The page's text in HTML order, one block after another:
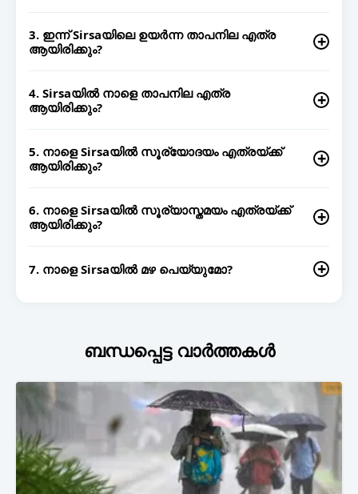
3. ഇന്ന് Sirsaയിലെ ഉയർന്ന താപനില എത്ര
ആയിരിക്കും?
4. Sirsaയിൽ നാളെ താപനില എത്ര
ആയിരിക്കും?
5. നാളെ Sirsaയിൽ സൂര്യോദയം എത്രയ്ക്ക്
ആയിരിക്കും?
6. നാളെ Sirsaയിൽ സൂര്യാസ്തമയം എത്രയ്ക്ക്
ആയിരിക്കും?
7. നാളെ Sirsaയിൽ മഴ പെയ്യുമോ?
ബന്ധപ്പെട്ട വാർത്തകൾ